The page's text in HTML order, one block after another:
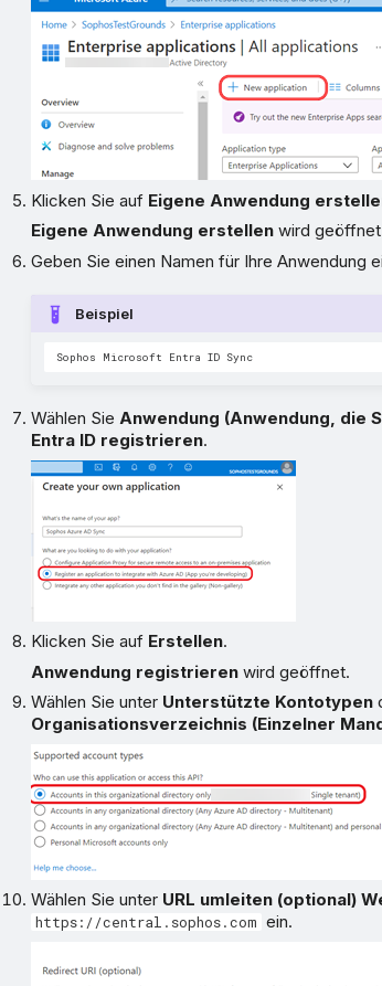
Klicken Sie auf Eigene Anwendung
Eigene Anwendung erstellen wird
Geben Sie einen Namen für Ihre Anwendung
Beispiel
Wählen SieAnwendung (Anwendung, die
Entra ID registrieren.
Klicken Sie auf Erstellen.
Anwendung registrieren wird geöffnet.
Wählen Sie unter Unterstützte Kontotypen
Organisationsverzeichnis (Einzelner
Wählen Sie unter URL umleiten (optional)
https://central.sophos.com ein.